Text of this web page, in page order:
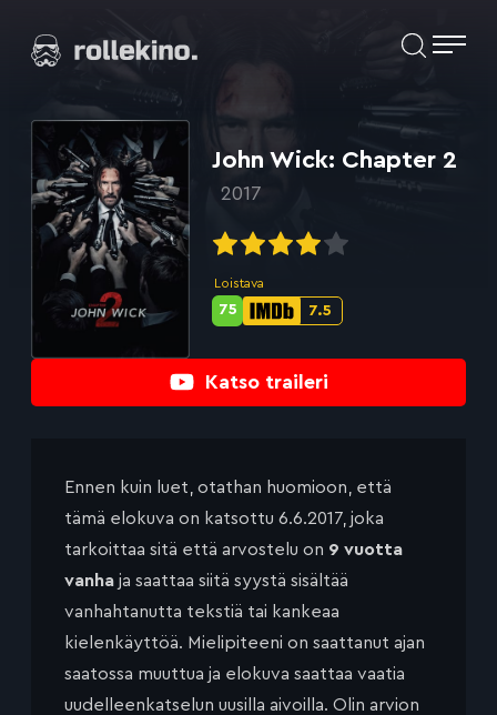
suoraan
Elokuvat ja elokuva-arviot | Rollekino.fi
lopputekstien
jälkeen.
Katso traileri
John Wick: Chapter 2
2017
Loistava
IMDb-
7.5
Metascore-
75
Ennen kuin luet, otathan huomioon, että
tämä elokuva on katsottu 6.6.2017, joka
tarkoittaa sitä että arvostelu on 9 vuotta
vanha ja saattaa siitä syystä sisältää
vanhahtanutta tekstiä tai kankeaa
kielenkäyttöä. Mielipiteeni on saattanut ajan
saatossa muuttua ja elokuva saattaa vaatia
uudelleenkatselun uusilla aivoilla. Olin arvion